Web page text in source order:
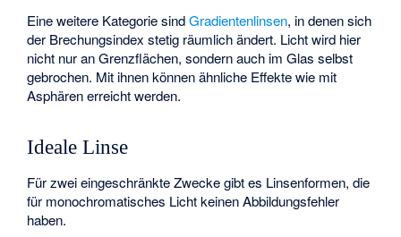
Eine weitere Kategorie sindGradientenlinsen, in denen sich
der Brechungsindex stetig räumlich ändert. Licht wird hier
nicht nur an Grenzflächen, sondern auch im Glas selbst
gebrochen. Mit ihnen können ähnliche Effekte wie mit
Asphären erreicht werden.
Ideale Linse
Für zwei eingeschränkte Zwecke gibt es Linsenformen, die
für monochromatisches Licht keinen Abbildungsfehler
haben.